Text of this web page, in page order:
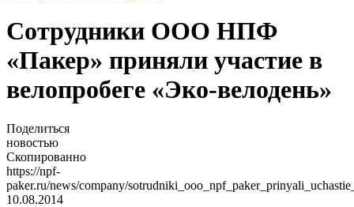
Сотрудники ООО НПФ
«Пакер» приняли участие в
велопробеге «Эко-велодень»
Поделиться
новостью
Скопированно
https://npf-
paker.ru/news/company/
10.08.2014